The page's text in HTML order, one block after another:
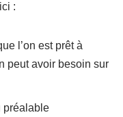
:
l’on est prêt à
peut avoir besoin sur
préalable